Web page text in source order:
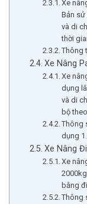
Xe
Bản sử
và di
thời
Thông
Xe Nâng
Xe
dụng
và di
bộ
Thông
dụng
Xe Nâng
Xe
bằng
Thông